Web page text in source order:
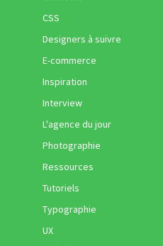
CSS
Designers à suivre
E-commerce
Inspiration
Interview
L'agence du jour
Photographie
Ressources
Tutoriels
Typographie
UX